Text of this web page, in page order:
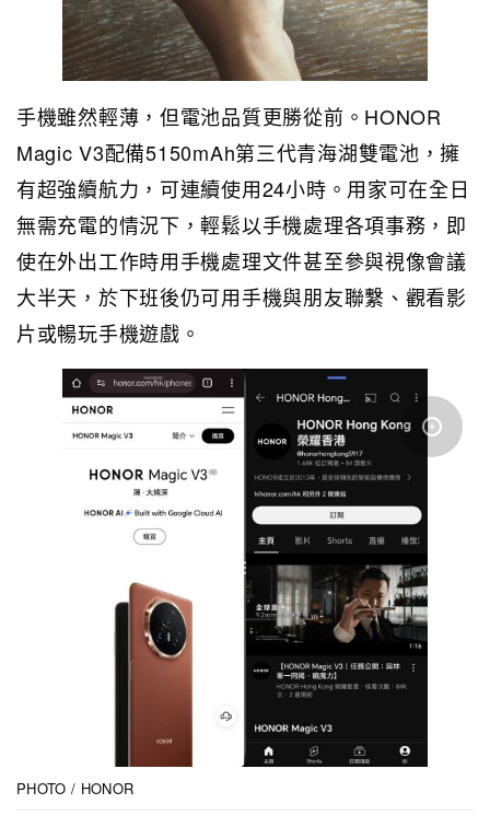
手機雖然輕薄，但電池品質更勝從前。HONOR
Magic V3配備5150mAh第三代青海湖雙電池，擁
有超強續航力，可連續使用24小時。用家可在全日
無需充電的情況下，輕鬆以手機處理各項事務，即
使在外出工作時用手機處理文件甚至參與視像會議
大半天，於下班後仍可用手機與朋友聯繫、觀看影
片或暢玩手機遊戲。
PHOTO / HONOR